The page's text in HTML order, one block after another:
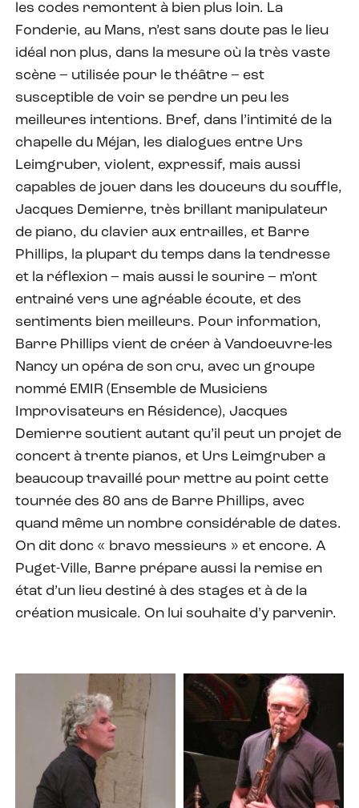
les codes remontent à bien plus loin. La
Fonderie, au Mans, n’est sans doute pas le lieu
idéal non plus, dans la mesure où la très vaste
scène – utilisée pour le théâtre – est
susceptible de voir se perdre un peu les
meilleures intentions. Bref, dans l’intimité de la
chapelle du Méjan, les dialogues entre Urs
Leimgruber, violent, expressif, mais aussi
capables de jouer dans les douceurs du souffle,
Jacques Demierre, très brillant manipulateur
de piano, du clavier aux entrailles, et Barre
Phillips, la plupart du temps dans la tendresse
et la réflexion – mais aussi le sourire – m’ont
entrainé vers une agréable écoute, et des
sentiments bien meilleurs. Pour information,
Barre Phillips vient de créer à Vandoeuvre-les
Nancy un opéra de son cru, avec un groupe
nommé EMIR (Ensemble de Musiciens
Improvisateurs en Résidence), Jacques
Demierre soutient autant qu’il peut un projet de
concert à trente pianos, et Urs Leimgruber a
beaucoup travaillé pour mettre au point cette
tournée des 80 ans de Barre Phillips, avec
quand même un nombre considérable de dates.
On dit donc « bravo messieurs » et encore. A
Puget-Ville, Barre prépare aussi la remise en
état d’un lieu destiné à des stages et à de la
création musicale. On lui souhaite d’y parvenir.